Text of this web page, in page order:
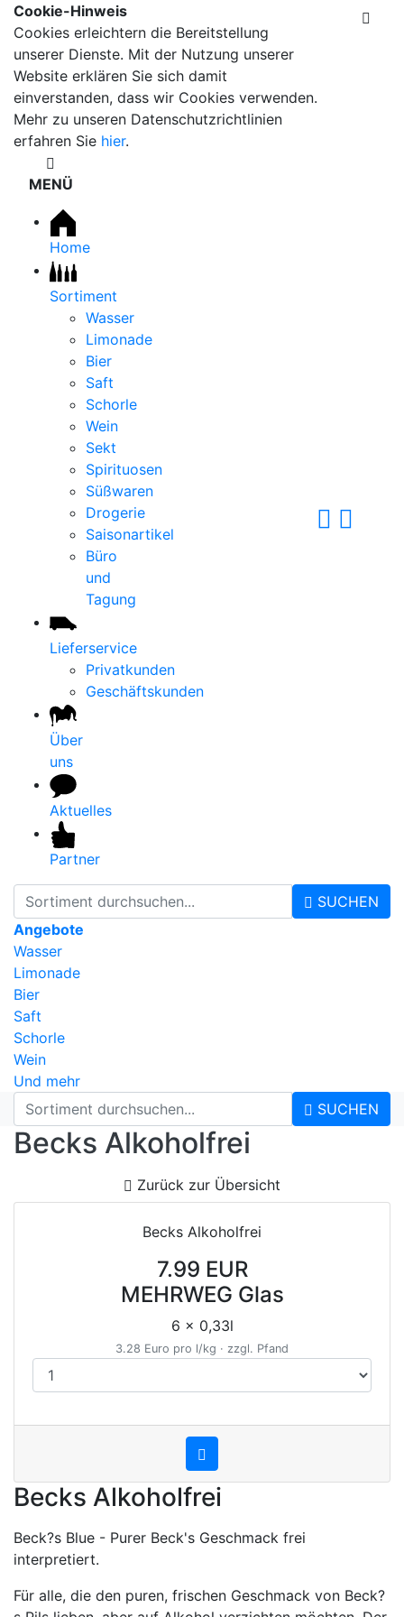
Cookie-Hinweis
Cookies erleichtern die Bereitstellung
unserer Dienste. Mit der Nutzung unserer
Website erklären Sie sich damit
einverstanden, dass wir Cookies verwenden.
Mehr zu unseren Datenschutzrichtlinien
erfahren Sie hier.
MENÜ
Home
Sortiment
Wasser
Limonade
Bier
Saft
Schorle
Wein
Sekt
Spirituosen
Süßwaren
Drogerie
Saisonartikel
Büro
und
Tagung
Lieferservice
Privatkunden
Geschäftskunden
Über
uns
Aktuelles
Partner
SUCHEN
Angebote
Wasser
Limonade
Bier
Saft
Schorle
Wein
Und mehr
SUCHEN
Becks Alkoholfrei
Zurück zur Übersicht
Becks Alkoholfrei
7.99 EUR
MEHRWEG Glas
6 x 0,33l
3.28 Euro pro l/kg · zzgl. Pfand
Becks Alkoholfrei
Beck?s Blue - Purer Beck's Geschmack frei
interpretiert.
Für alle, die den puren, frischen Geschmack von Beck?